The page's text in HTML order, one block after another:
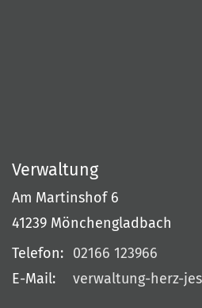
Verwaltung
Am Martinshof 6
41239 Mönchengladbach
Telefon: 02166 123966
E-Mail:
verwaltung-herz-